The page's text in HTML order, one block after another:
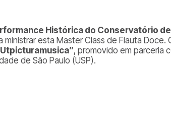
Histórica do Conservatório
ministrar esta Master Class de Flauta
, promovido em parceria
de São Paulo (USP).